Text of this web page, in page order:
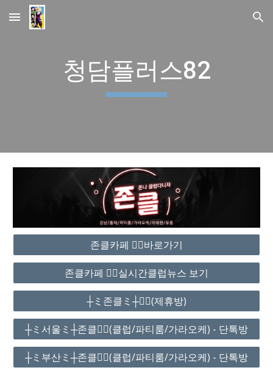
Skip to main content Skip to navigation
청담플러스82
존클카페 ❤️‍🔥바로가기
존클카페 ❤️‍🔥실시간클럽뉴스 보기
┼ミ존클ミ┼❤️‍🔥(제휴방)
┼ミ서울ミ┼존클❤️‍🔥(클럽/파티룸/가라오케) - 단톡방
┼ミ부산ミ┼존클❤️‍🔥(클럽/파티룸/가라오케) - 단톡방